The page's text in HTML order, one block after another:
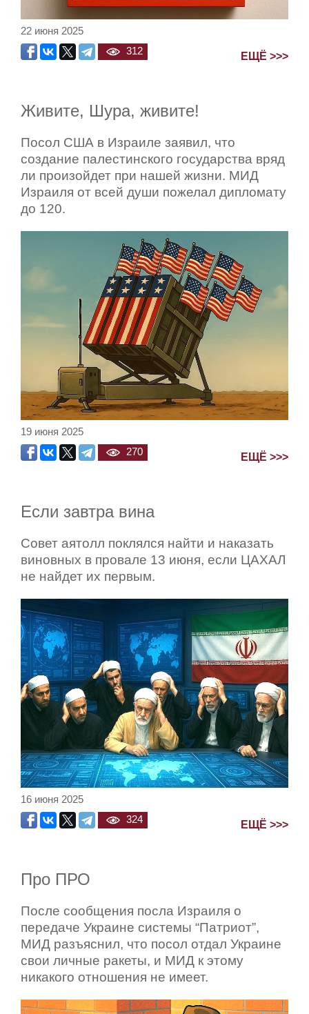
22 июня 2025
312
ЕЩЁ >>>
Живите, Шура, живите!
Посол США в Израиле заявил, что
создание палестинского государства вряд
ли произойдет при нашей жизни. МИД
Израиля от всей души пожелал дипломату
до 120.
19 июня 2025
270
ЕЩЁ >>>
Если завтра вина
Совет аятолл поклялся найти и наказать
виновных в провале 13 июня, если ЦАХАЛ
не найдет их первым.
16 июня 2025
324
ЕЩЁ >>>
Про ПРО
После сообщения посла Израиля о
передаче Украине системы “Патриот”,
МИД разъяснил, что посол отдал Украине
свои личные ракеты, и МИД к этому
никакого отношения не имеет.